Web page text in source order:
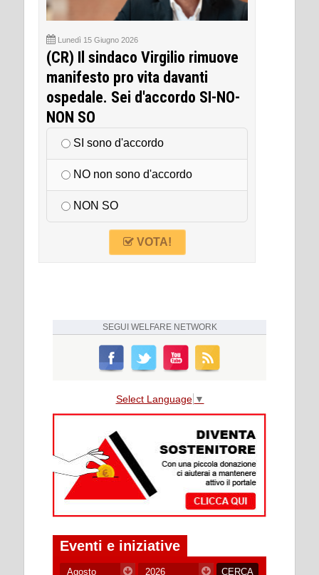
Lunedì 15 Giugno 2026
(CR) Il sindaco Virgilio rimuove
manifesto pro vita davanti
ospedale. Sei d'accordo SI-NO-
NON SO
SI sono d'accordo
NO non sono d'accordo
NON SO
VOTA!
SEGUI WELFARE NETWORK
Select Language ▼
Eventi e iniziative